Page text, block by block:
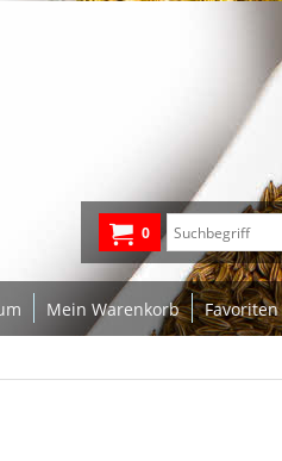
0
Mein Warenkorb Favoriten